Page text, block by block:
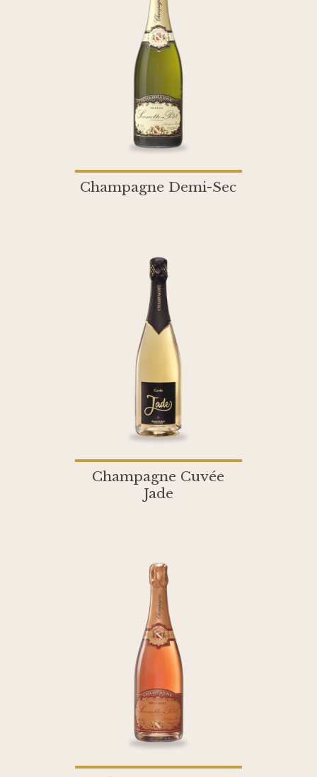
Champagne Demi-Sec
Champagne Cuvée
Jade